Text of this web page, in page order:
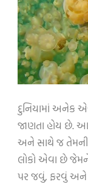
દુનિયામાં અનેક
જાણતા હોય છે. આ
અને સાથે જ
લોકો એવા છે
પર જવું, ફરવું અને